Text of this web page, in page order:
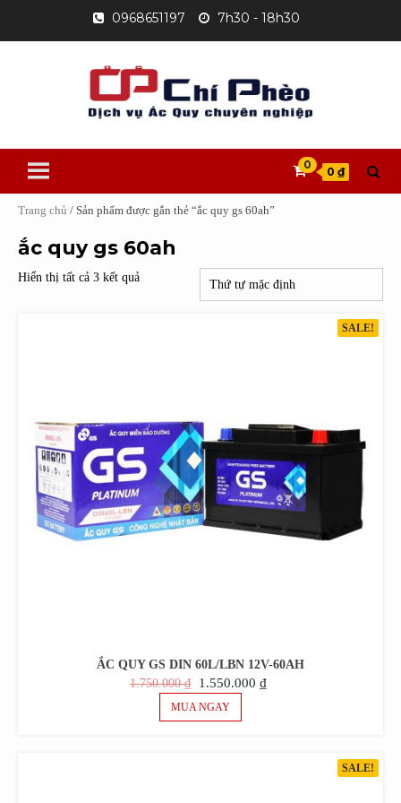
content
0968651197 7h30 - 18h30
0
0 ₫
Trang chủ / Sản phẩm được gắn thẻ “ắc quy gs 60ah”
ắc quy gs 60ah
Hiển thị tất cả 3 kết quả
SALE!
ẮC QUY GS DIN 60L/LBN 12V-60AH
1.750.000₫
GIÁ
GỐC
LÀ:
1.550.000 ₫
1.550.000 ₫.
MUA NGAY
SALE!